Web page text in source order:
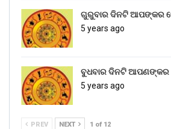
ଗୁରୁବାର ଦିନଟି ଆପଙ୍କର
5 years ago
ବୁଧବାର ଦିନଟି ଆପଣଙ୍କର
5 years ago
PREV NEXT 1 of 12